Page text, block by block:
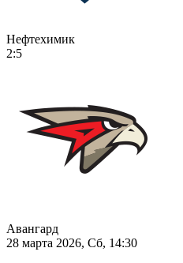
Нефтехимик
2:5
Авангард
28 марта 2026, Сб, 14:30